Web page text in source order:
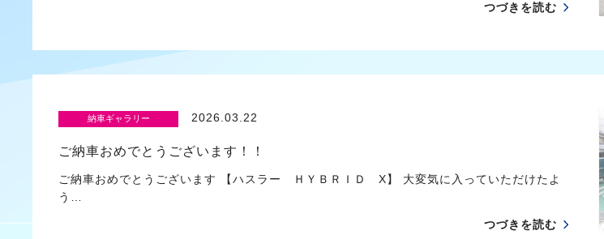
つづきを読む
納車ギャラリー 2026.03.22
ご納車おめでとうございます！！
ご納車おめでとうございます 【ハスラー ＨＹＢＲＩＤ X】 大変気に入っていただけたよ
う…
つづきを読む